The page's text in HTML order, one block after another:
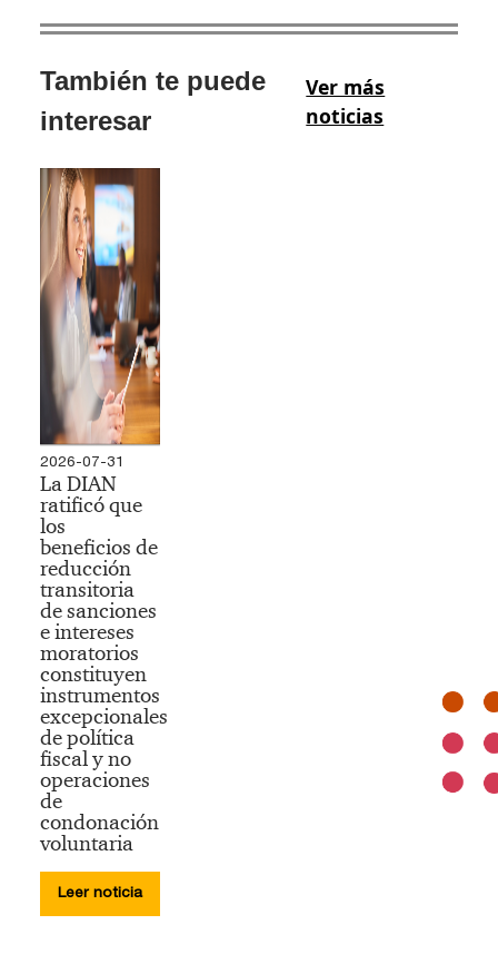
También te puede
interesar
Ver más
noticias
2026-07-31
La DIAN
ratificó que
los
beneficios de
reducción
transitoria
de sanciones
e intereses
moratorios
constituyen
instrumentos
excepcionales
de política
fiscal y no
operaciones
de
condonación
voluntaria
Leer noticia